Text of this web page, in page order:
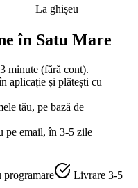
La ghișeu
în Satu Mare
minute (fără cont).
aplicație și plătești cu
tău, pe bază de
pe email, în 3-5 zile
programare
Livrare 3-5